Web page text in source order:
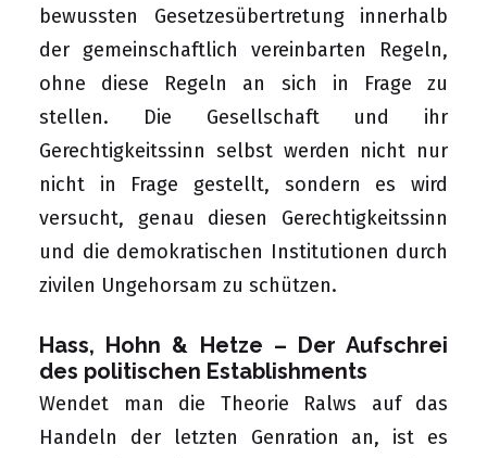
bewussten Gesetzesübertretung innerhalb
der gemeinschaftlich vereinbarten Regeln,
ohne diese Regeln an sich in Frage zu
stellen. Die Gesellschaft und ihr
Gerechtigkeitssinn selbst werden nicht nur
nicht in Frage gestellt, sondern es wird
versucht, genau diesen Gerechtigkeitssinn
und die demokratischen Institutionen durch
zivilen Ungehorsam zu schützen.
Hass, Hohn & Hetze – Der Aufschrei
des politischen Establishments
Wendet man die Theorie Ralws auf das
Handeln der letzten Genration an, ist es